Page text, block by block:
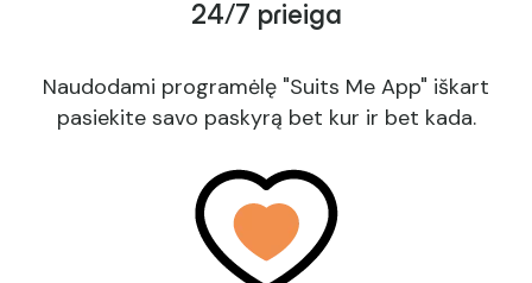
24/7 prieiga
Naudodami programėlę "Suits Me App" iškart
pasiekite savo paskyrą bet kur ir bet kada.